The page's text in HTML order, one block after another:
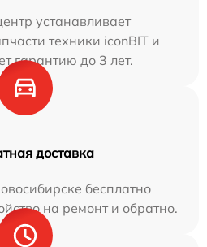
устанавливает
техники iconBIT и
гарантию до 3 лет.
доставка
бесплатно
на ремонт и обратно.